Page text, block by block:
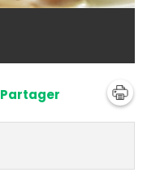
Partager